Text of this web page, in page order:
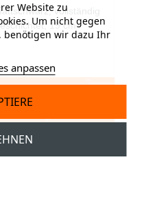
vollständig
19 cm
Website zu
Um nicht gegen
benötigen wir dazu Ihr
anpassen